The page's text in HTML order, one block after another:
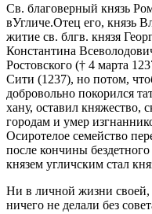
Св. благоверный князь
вУгличе.Отец его, князь
житие св. блгв. князя
Константина
Ростовского († 4 марта
Сити (1237), но потом,
добровольно покорился
хану, оставил княжество,
городам и умер
Осиротелое семейство
после кончины
князем угличским стал
Ни в личной жизни своей,
ничего не делали без